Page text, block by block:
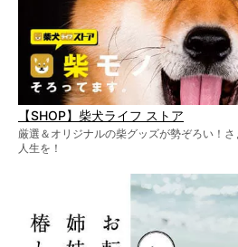
【SHOP】柴犬ライフ ストア
厳選＆オリジナルの柴グッズが勢ぞろい！
人生を！